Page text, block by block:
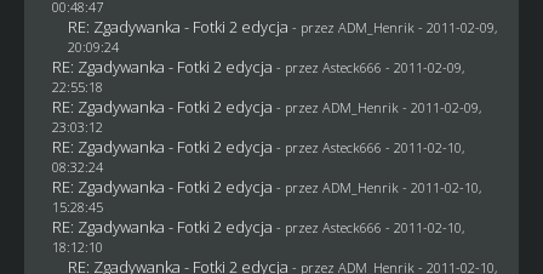
00:48:47
RE: Zgadywanka - Fotki 2 edycja - przez ADM_Henrik - 2011-02-09,
20:09:24
RE: Zgadywanka - Fotki 2 edycja - przez Asteck666 - 2011-02-09,
22:55:18
RE: Zgadywanka - Fotki 2 edycja - przez ADM_Henrik - 2011-02-09,
23:03:12
RE: Zgadywanka - Fotki 2 edycja - przez Asteck666 - 2011-02-10,
08:32:24
RE: Zgadywanka - Fotki 2 edycja - przez ADM_Henrik - 2011-02-10,
15:28:45
RE: Zgadywanka - Fotki 2 edycja - przez Asteck666 - 2011-02-10,
18:12:10
RE: Zgadywanka - Fotki 2 edycja - przez ADM_Henrik - 2011-02-10,